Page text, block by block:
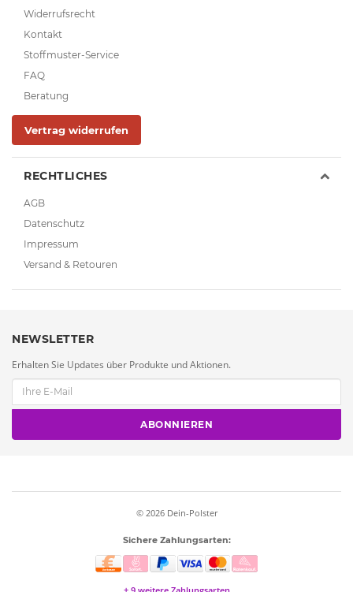
Widerrufsrecht
Kontakt
Stoffmuster-Service
FAQ
Beratung
Vertrag widerrufen
RECHTLICHES
AGB
Datenschutz
Impressum
Versand & Retouren
NEWSLETTER
Erhalten Sie Updates über Produkte und Aktionen.
ABONNIEREN
© 2026 Dein-Polster
Sichere Zahlungsarten: